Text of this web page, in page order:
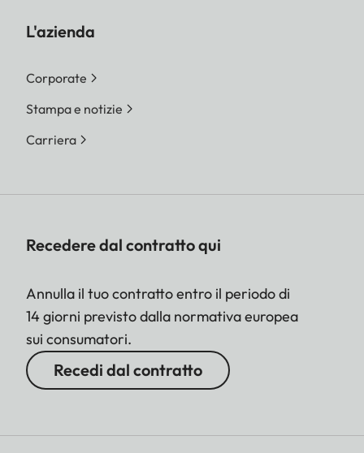
L'azienda
Corporate
Stampa e notizie
Carriera
Recedere dal contratto qui
Annulla il tuo contratto entro il periodo di
14 giorni previsto dalla normativa europea
sui consumatori.
Recedi dal contratto